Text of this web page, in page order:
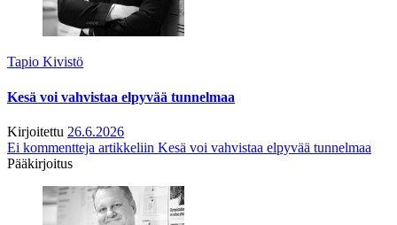
Tapio Kivistö
Kesä voi vahvistaa elpyvää tunnelmaa
Kirjoitettu 26.6.2026
Ei kommentteja artikkeliin Kesä voi vahvistaa elpyvää tunnelmaa
Pääkirjoitus